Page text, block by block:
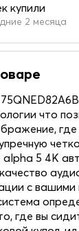
купили
2 месяца
что
5 4K
с вашими
где вы